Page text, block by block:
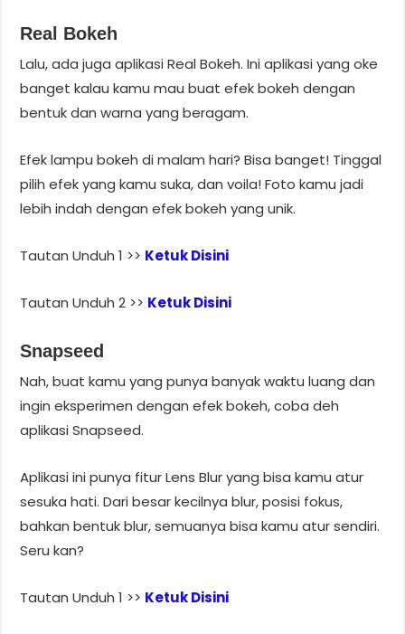
Real Bokeh
Lalu, ada juga aplikasi Real Bokeh. Ini aplikasi yang oke
banget kalau kamu mau buat efek bokeh dengan
bentuk dan warna yang beragam.
Efek lampu bokeh di malam hari? Bisa banget! Tinggal
pilih efek yang kamu suka, dan voila! Foto kamu jadi
lebih indah dengan efek bokeh yang unik.
Tautan Unduh 1 >> Ketuk Disini
Tautan Unduh 2 >> Ketuk Disini
Snapseed
Nah, buat kamu yang punya banyak waktu luang dan
ingin eksperimen dengan efek bokeh, coba deh
aplikasi Snapseed.
Aplikasi ini punya fitur Lens Blur yang bisa kamu atur
sesuka hati. Dari besar kecilnya blur, posisi fokus,
bahkan bentuk blur, semuanya bisa kamu atur sendiri.
Seru kan?
Tautan Unduh 1 >> Ketuk Disini